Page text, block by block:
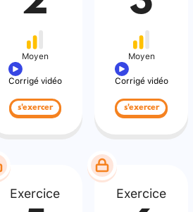
Moyen
Corrigé vidéo
s'exercer
Moyen
Corrigé vidéo
s'exercer
Exercice Exercice